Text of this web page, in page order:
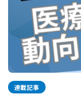
連載記事